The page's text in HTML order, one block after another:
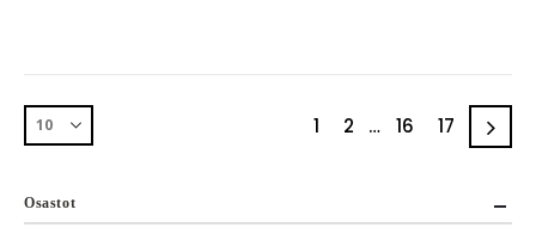
1 2 … 16 17
Osastot